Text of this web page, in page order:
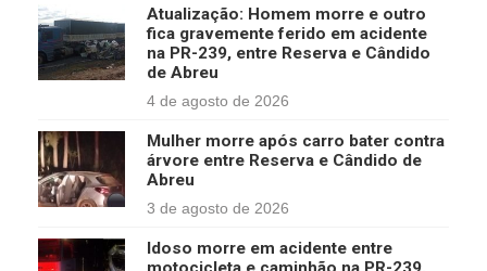
Atualização: Homem morre e outro
fica gravemente ferido em acidente
na PR-239, entre Reserva e Cândido
de Abreu
4 de agosto de 2026
Mulher morre após carro bater contra
árvore entre Reserva e Cândido de
Abreu
3 de agosto de 2026
Idoso morre em acidente entre